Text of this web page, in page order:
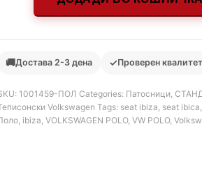
🚚Достава 2-3 дена ✓Проверен квалитет
1001459-ПОЛ Categories: Патосници
Volkswagen Tags: seat ibiza seat ibica
ibiza VOLKSWAGEN POLO, VW POLO,